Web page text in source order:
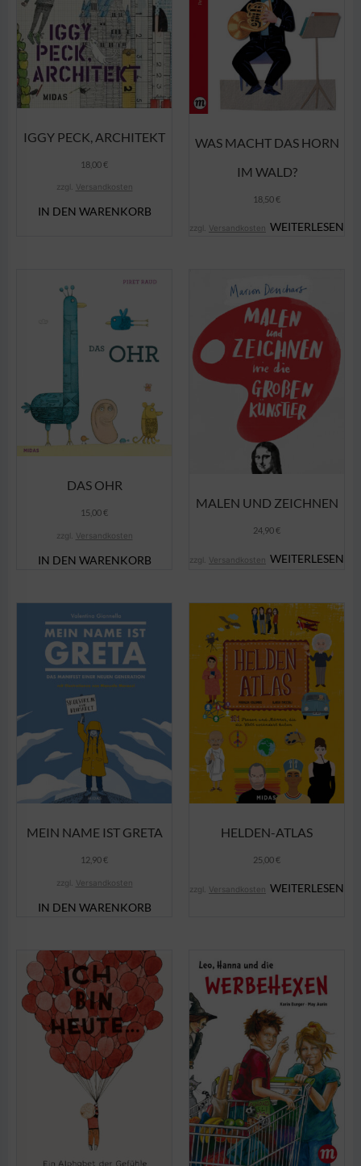
IGGY PECK, ARCHITEKT
18,00€
zzgl. Versandkosten
IN DEN WARENKORB
WAS MACHT DAS HORN
IM WALD?
18,50€
zzgl. Versandkosten WEITERLESEN
DAS OHR
15,00€
zzgl. Versandkosten
IN DEN WARENKORB
MALEN UND ZEICHNEN
24,90€
zzgl. Versandkosten WEITERLESEN
MEIN NAME IST GRETA
12,90€
zzgl. Versandkosten
IN DEN WARENKORB
HELDEN-ATLAS
25,00€
zzgl. Versandkosten WEITERLESEN